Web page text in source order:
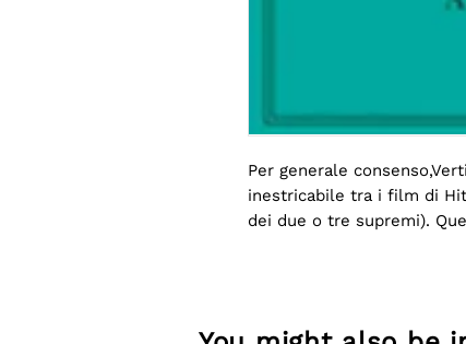
Per generale
inestricabile tra i film di
dei due o tre supremi).